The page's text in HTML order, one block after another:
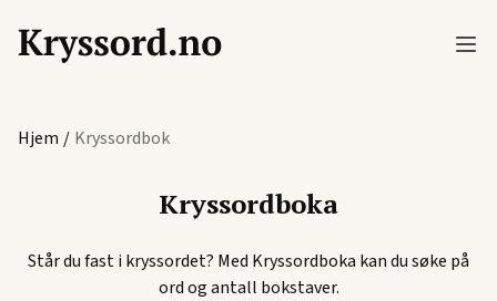
Hjem / Kryssordbok
Kryssordboka
Står du fast i kryssordet? Med Kryssordboka kan du søke på
ord og antall bokstaver.